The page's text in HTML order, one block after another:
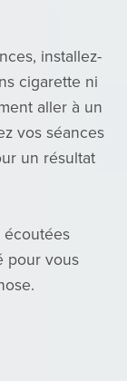
installez-
cigarette ni
aller à un
vos séances
un résultat
écoutées
pour vous